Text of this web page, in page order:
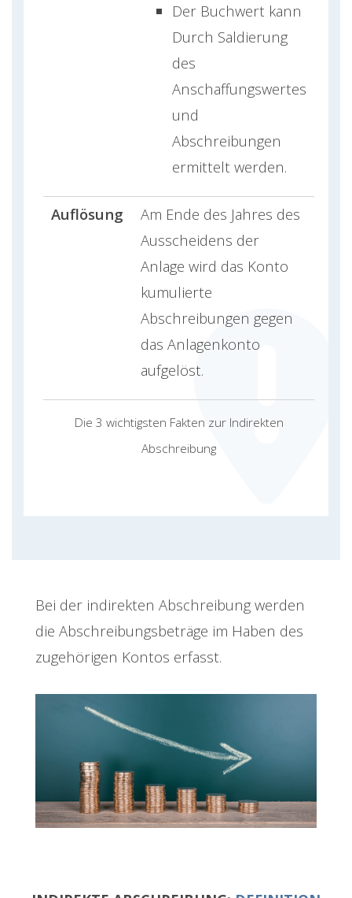
Die 3 wichtigsten Fakten zur Indirekten
Abschreibung
Der Buchwert kann
Durch Saldierung
des
Anschaffungswertes
und
Abschreibungen
ermittelt werden.
Auflösung
Am Ende des Jahres des
Ausscheidens der
Anlage wird das Konto
kumulierte
Abschreibungen gegen
das Anlagenkonto
aufgelöst.
Bei der indirekten Abschreibung werden
die Abschreibungsbeträge im Haben des
zugehörigen Kontos erfasst.